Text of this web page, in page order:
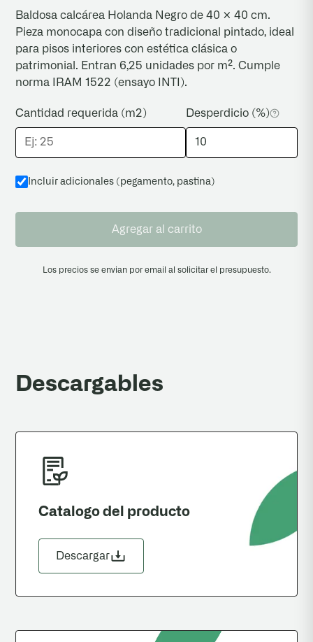
carpinterías clásicas.
Baldosa calcárea Holanda Negro de 40 × 40 cm.
Pieza monocapa con diseño tradicional pintado, ideal
para pisos interiores con estética clásica o
patrimonial. Entran 6,25 unidades por m². Cumple
norma IRAM 1522 (ensayo INTI).
Cantidad requerida (m2) Desperdicio (%)
Incluir adicionales (pegamento, pastina)
Agregar al carrito
Los precios se envian por email al solicitar el presupuesto.
Descargables
Catalogo del producto
Descargar